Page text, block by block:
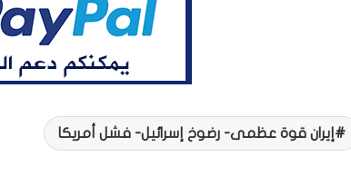
إيران قوة عظمى- رضوخ إسرائيل- فشل أمريكا